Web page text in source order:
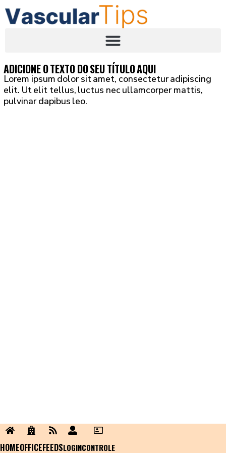
ADICIONE O TEXTO DO SEU TÍTULO AQUI
Lorem ipsum dolor sit amet, consectetur adipiscing
elit. Ut elit tellus, luctus nec ullamcorper mattis,
pulvinar dapibus leo.
HOMEOFFICEFEEDSLOGINCONTROLE